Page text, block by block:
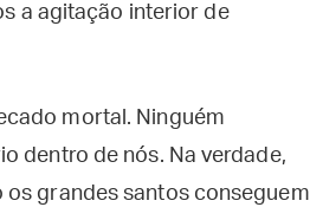
a agitação interior de
mortal. Ninguém
dentro de nós. Na verdade,
grandes santos conseguem